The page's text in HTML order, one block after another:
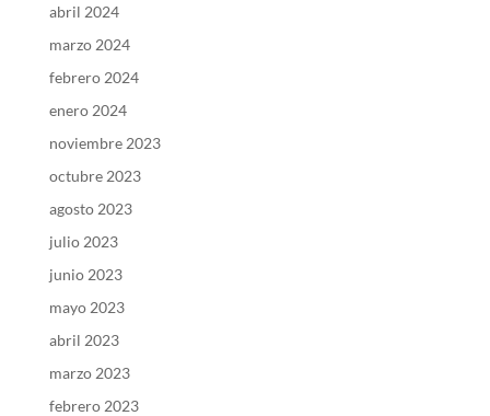
abril 2024
marzo 2024
febrero 2024
enero 2024
noviembre 2023
octubre 2023
agosto 2023
julio 2023
junio 2023
mayo 2023
abril 2023
marzo 2023
febrero 2023